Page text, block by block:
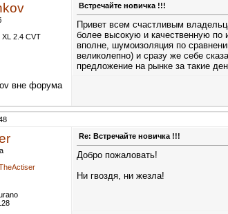
XL 2.4 CVT
Встречайте новичка !!!
Привет всем счастливым
более высокую и качественную
вполне, шумоизоляция по
великолепно) и сразу же себе
предложение на рынке за такие
Re: Встречайте новичка !!!
Добро пожаловать!
Ни гвоздя, ни жезла!